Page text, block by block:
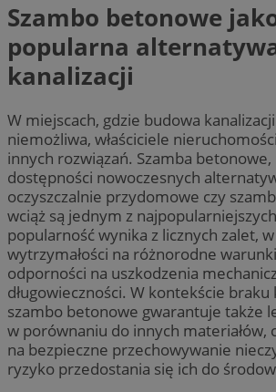
Szambo betonowe
popularna
kanalizacji
W miejscach, gdzie budowa
niemożliwa, właściciele
innych rozwiązań. Szamba
dostępności nowoczesnych
oczyszczalnie przydomowe czy
wciąż są jednym z
popularność wynika z licznych zalet,
wytrzymałości na różnorodne
odporności na uszkodzenia
długowieczności. W kontekście braku
szambo betonowe gwarantuje także
w porównaniu do innych materiałów,
na bezpieczne przechowywanie
ryzyko przedostania się ich do